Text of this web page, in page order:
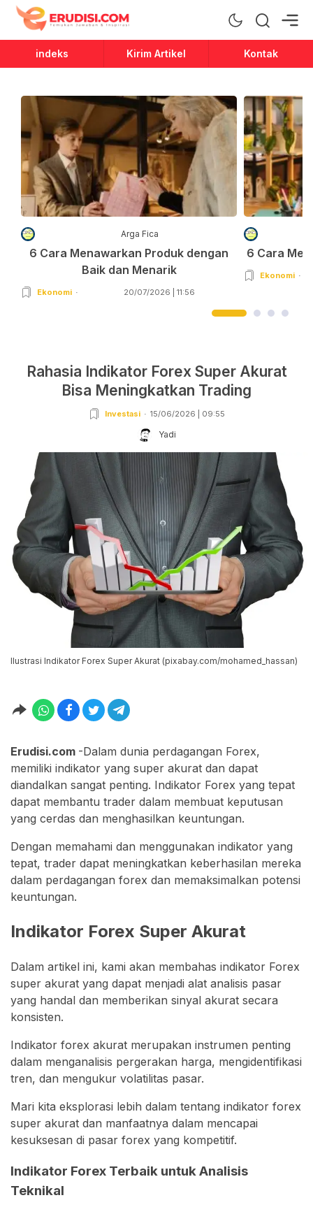
Erudisi
Temukan Jawaban dan Inspirasi
indeks Kirim Artikel Kontak
Arga Fica
6 Cara Menawarkan Produk dengan
Baik dan Menarik
Ekonomi 20/07/2026 | 11:56
6 Cara
Ekonomi
Rahasia Indikator Forex Super Akurat
Bisa Meningkatkan Trading
Investasi 15/06/2026 | 09:55
Yadi
Ilustrasi Indikator Forex Super Akurat (pixabay.com/mohamed_hassan)
Erudisi.com -Dalam dunia perdagangan Forex,
memiliki indikator yang super akurat dan dapat
diandalkan sangat penting. Indikator Forex yang tepat
dapat membantu trader dalam membuat keputusan
yang cerdas dan menghasilkan keuntungan.
Dengan memahami dan menggunakan indikator yang
tepat, trader dapat meningkatkan keberhasilan mereka
dalam perdagangan forex dan memaksimalkan potensi
keuntungan.
Indikator Forex Super Akurat
Dalam artikel ini, kami akan membahas indikator Forex
super akurat yang dapat menjadi alat analisis pasar
yang handal dan memberikan sinyal akurat secara
konsisten.
Indikator forex akurat merupakan instrumen penting
dalam menganalisis pergerakan harga, mengidentifikasi
tren, dan mengukur volatilitas pasar.
Mari kita eksplorasi lebih dalam tentang indikator forex
super akurat dan manfaatnya dalam mencapai
kesuksesan di pasar forex yang kompetitif.
Indikator Forex Terbaik untuk Analisis
Teknikal